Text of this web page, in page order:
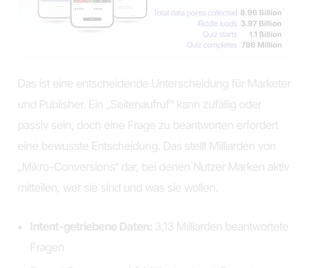
Das ist eine entscheidende Unterscheidung für Marketer
und Publisher. Ein „Seitenaufruf“ kann zufällig oder
passiv sein, doch eine Frage zu beantworten erfordert
eine bewusste Entscheidung. Das stellt Milliarden von
„Mikro-Conversions“ dar, bei denen Nutzer Marken aktiv
mitteilen, wer sie sind und was sie wollen.
Intent-getriebene Daten: 3,13 Milliarden beantwortete
Fragen